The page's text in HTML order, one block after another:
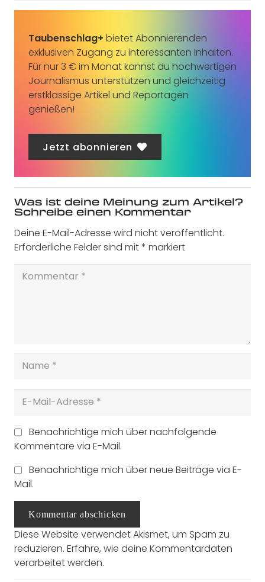
Taubenschlag+ bietet Abonnierenden
exklusiven Zugang zu interessanten Inhalten.
Für nur 3 € im Monat kannst du hochwertigen
Journalismus unterstützen und gleichzeitig
erstklassige Artikel und Reportagen
genießen!
Jetzt abonnieren
Was ist deine Meinung zum Artikel?
Schreibe einen Kommentar
Deine E-Mail-Adresse wird nicht veröffentlicht.
Erforderliche Felder sind mit* markiert
Benachrichtige mich über nachfolgende
Kommentare via E-Mail.
Benachrichtige mich über neue Beiträge via E-
Mail.
Kommentar abschicken
Diese Website verwendet Akismet, um Spam zu
reduzieren. Erfahre, wie deine Kommentardaten
verarbeitet werden.